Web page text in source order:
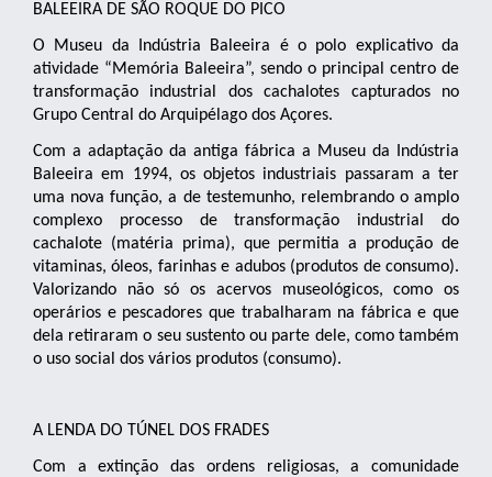
BALEEIRA DE SÃO ROQUE DO PICO
O Museu da Indústria Baleeira é o polo explicativo da
atividade “Memória Baleeira”, sendo o principal centro de
transformação industrial dos cachalotes capturados no
Grupo Central do Arquipélago dos Açores.
Com a adaptação da antiga fábrica a Museu da Indústria
Baleeira em 1994, os objetos industriais passaram a ter
uma nova função, a de testemunho, relembrando o amplo
complexo processo de transformação industrial do
cachalote (matéria prima), que permitia a produção de
vitaminas, óleos, farinhas e adubos (produtos de consumo).
Valorizando não só os acervos museológicos, como os
operários e pescadores que trabalharam na fábrica e que
dela retiraram o seu sustento ou parte dele, como também
o uso social dos vários produtos (consumo).
A LENDA DO TÚNEL DOS FRADES
Com a extinção das ordens religiosas, a comunidade